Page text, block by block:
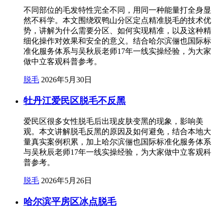
不同部位的毛发特性完全不同，用同一种能量打全身显
然不科学。本文围绕双鸭山分区定点精准脱毛的技术优
势，讲解为什么需要分区、如何实现精准，以及这种精
细化操作对效果和安全的意义。结合哈尔滨俪也国际标
准化服务体系与吴秋辰老师17年一线实操经验，为大家
做中立客观科普参考。
脱毛 2026年5月30日
牡丹江爱民区脱毛不反黑
爱民区很多女性脱毛后出现皮肤变黑的现象，影响美
观。本文讲解脱毛反黑的原因及如何避免，结合本地大
量真实案例积累，加上哈尔滨俪也国际标准化服务体系
与吴秋辰老师17年一线实操经验，为大家做中立客观科
普参考。
脱毛 2026年5月26日
哈尔滨平房区冰点脱毛